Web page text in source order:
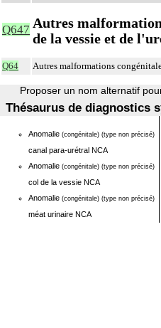
Q647 Autres
de la vessie et de
Q64 Autres malformations
Proposer un nom alternatif
Thésaurus de diagnostics
Anomalie (congénitale) (type non précisé)
canal para-urétral NCA
Anomalie (congénitale) (type non précisé)
col de la vessie NCA
Anomalie (congénitale) (type non précisé)
méat urinaire NCA